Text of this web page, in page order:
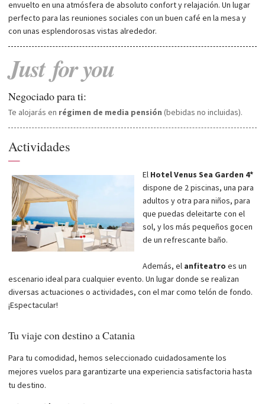
envuelto en una atmósfera de absoluto confort y relajación. Un lugar
perfecto para las reuniones sociales con un buen café en la mesa y
con unas esplendorosas vistas alrededor.
Just foryou
Negociado para ti:
Te alojarás en régimen de media pensión (bebidas no incluidas).
Actividades
—
El Hotel Venus Sea Garden 4*
dispone de 2 piscinas, una para
adultos y otra para niños, para
que puedas deleitarte con el
sol, y los más pequeños gocen
de un refrescante baño.
Además, elanfiteatro es un
escenario ideal para cualquier evento. Un lugar donde se realizan
diversas actuaciones o actividades, con el mar como telón de fondo.
¡Espectacular!
Tu viaje con destino a Catania
Para tu comodidad, hemos seleccionado cuidadosamente los
mejores vuelos para garantizarte una experiencia satisfactoria hasta
tu destino.